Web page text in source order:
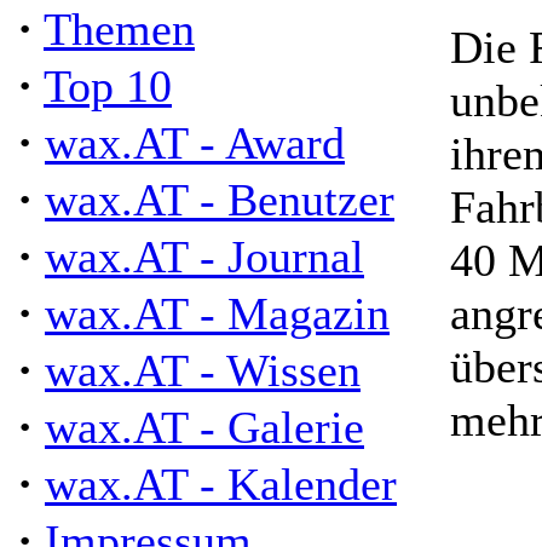
· Themen
· Top 10
· wax.AT - Award
· wax.AT - Benutzer
· wax.AT - Journal
· wax.AT - Magazin
· wax.AT - Wissen
· wax.AT - Galerie
· wax.AT - Kalender
Die
40